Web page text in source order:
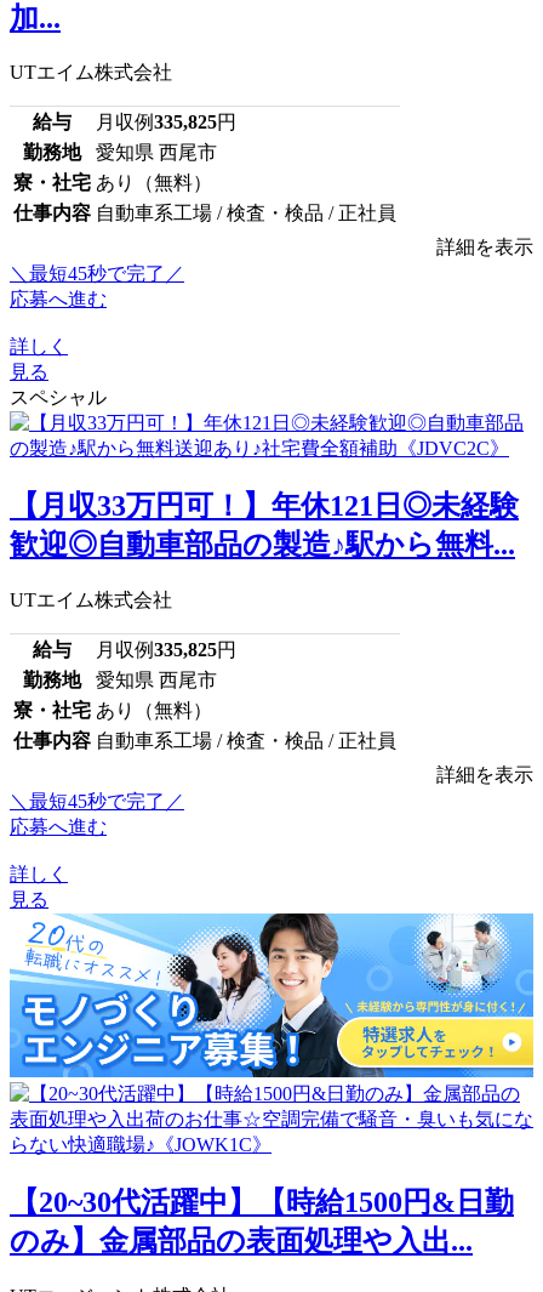
加...
UTエイム株式会社
給与 月収例335,825円
勤務地
愛知県 西尾市
寮・社宅 あり（無料）
仕事内容 自動車系工場 / 検査・検品 / 正社員
詳細を表示
＼最短45秒で完了／
応募へ進む
詳しく
見る
スペシャル
【月収33万円可！】年休121日◎未経験
歓迎◎自動車部品の製造♪駅から無料...
UTエイム株式会社
給与 月収例335,825円
勤務地
愛知県 西尾市
寮・社宅 あり（無料）
仕事内容 自動車系工場 / 検査・検品 / 正社員
詳細を表示
＼最短45秒で完了／
応募へ進む
詳しく
見る
【20~30代活躍中】【時給1500円&日勤
のみ】金属部品の表面処理や入出...